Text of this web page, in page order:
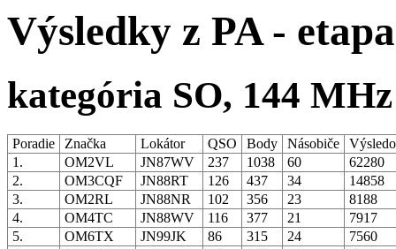
Výsledky z PA -
kategória SO, 144 MHz
Poradie Značka Lokátor QSO Body Násobiče
1.
OM2VL JN87WV 237 1038 60
62280
2.
OM3CQF JN88RT 126 437 34
14858
3.
OM2RL JN88NR 102 356 23
8188
4.
OM4TC JN88WV 116 377 21
7917
5.
OM6TX JN99JK 86 315 24
7560